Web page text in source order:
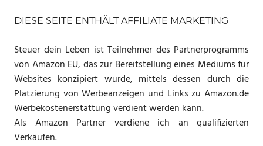
DIESE SEITE ENTHÄLT AFFILIATE MARKETING
Steuer dein Leben ist Teilnehmer des Partnerprogramms
von Amazon EU, das zur Bereitstellung eines Mediums für
Websites konzipiert wurde, mittels dessen durch die
Platzierung von Werbeanzeigen und Links zu Amazon.de
Werbekostenerstattung verdient werden kann.
Als Amazon Partner verdiene ich an qualifizierten
Verkäufen.